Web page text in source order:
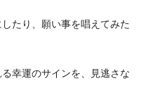
たり、願い事を唱えてみた
幸運のサインを、見逃さな